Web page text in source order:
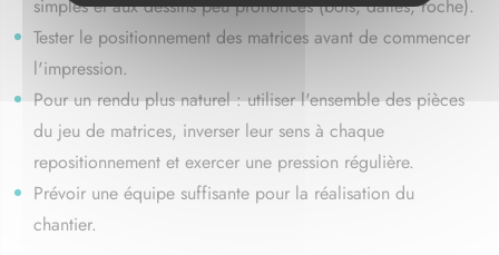
simples et aux dessins peu prononcés (bois, dalles, roche).
Tester le positionnement des matrices avant de commencer
l'impression.
Pour un rendu plus naturel : utiliser l'ensemble des pièces
du jeu de matrices, inverser leur sens à chaque
repositionnement et exercer une pression régulière.
Prévoir une équipe suffisante pour la réalisation du
chantier.